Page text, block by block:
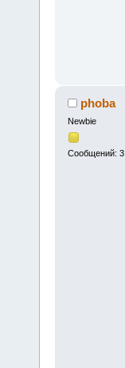
phoba
Newbie
Сообщений: 3